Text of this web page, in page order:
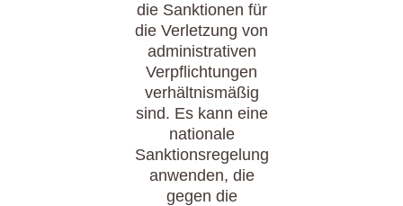
die Sanktionen für
die Verletzung von
administrativen
Verpflichtungen
verhältnismäßig
sind. Es kann eine
nationale
Sanktionsregelung
anwenden, die
gegen die